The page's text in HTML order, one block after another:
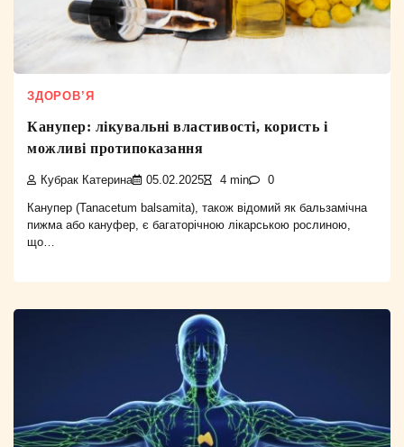
ЗДОРОВ’Я
Канупер: лікувальні властивості, користь і
можливі протипоказання
Кубрак Катерина 05.02.2025 4 min 0
Канупер (Tanacetum balsamita), також відомий як бальзамічна
пижма або кануфер, є багаторічною лікарською рослиною,
що…